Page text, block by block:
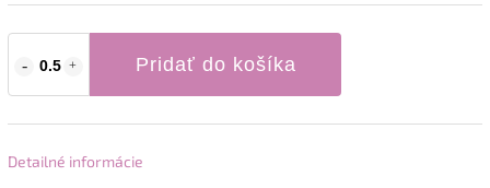
Pridať do košíka
Detailné informácie